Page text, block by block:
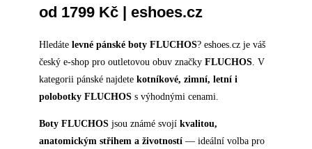
od 1799 Kč | eshoes.cz
Hledáte levné pánské boty FLUCHOS? eshoes.cz je váš
český e-shop pro outletovou obuv značky FLUCHOS . V
kategorii pánské najdete kotníkové, zimní, letní i
polobotky FLUCHOS s výhodnými cenami.
Boty FLUCHOS jsou známé svojí kvalitou,
anatomickým střihem a životností — ideální volba pro